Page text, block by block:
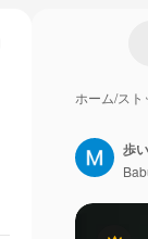
ホーム/スト
歩